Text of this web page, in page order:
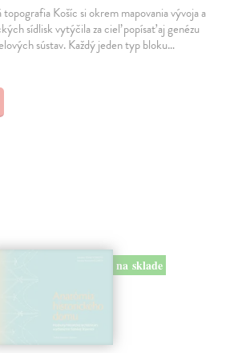
Košíc si okrem mapovania vývoja a
sídlisk vytýčila za cieľ popísať aj genézu
sústav. Každý jeden typ bloku…
na sklade